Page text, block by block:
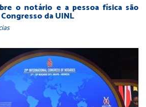
o notário e a pessoa física são
da UINL